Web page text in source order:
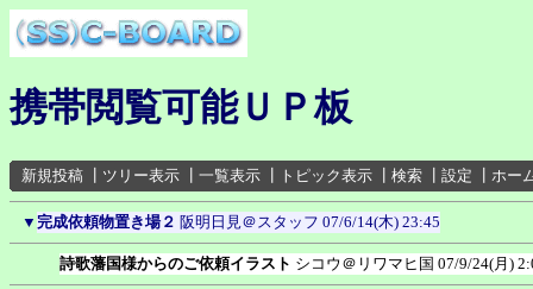
携帯閲覧可能ＵＰ板
新規投稿 ツリー表示 一覧表示 トピック表示 検索 設定 ホー
▼ 完成依頼物置き場２ 阪明日見＠スタッフ 07/6/14(木) 23:45
詩歌藩国様からのご依頼イラスト シコウ＠リワマヒ国 07/9/24(月)